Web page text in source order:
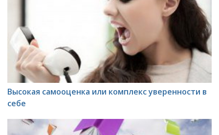
Высокая самооценка или комплекс уверенности в
себе